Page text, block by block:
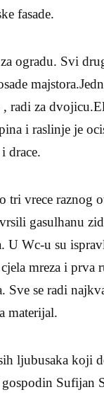
fasade.
ogradu. Svi
radi za
i raslinje je
drace.
tri vrece raznog
gasulhanu
U Wc-u su
cjela mreza i
Sve se radi
materijal.
ljubusaka koji
Sufijan